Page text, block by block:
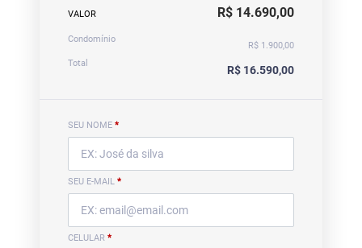
VALOR R$ 14.690,00
Condomínio
R$ 1.900,00
Total
R$ 16.590,00
SEU NOME *
SEU E-MAIL *
CELULAR *